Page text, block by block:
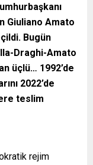
Giuliano Amato
Bugün
Draghi-Amato
üçlü… 1992’de
2022’de
teslim
rejim